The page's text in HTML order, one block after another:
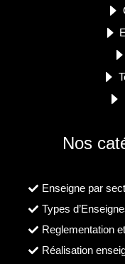
Nos
Enseigne par
Types
Reglementation
Réalisation